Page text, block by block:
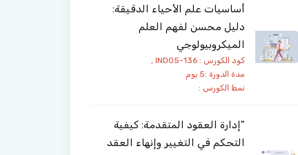
أساسيات علم الأحياء الدقيقة:
دليل محسن لفهم العلم
الميكروبيولوجي
كود الكورس : IND05-136 ,
مدة الدورة :5 يوم
نمط الكورس :
"إدارة العقود المتقدمة: كيفية
التحكم في التغيير وإنهاء العقد